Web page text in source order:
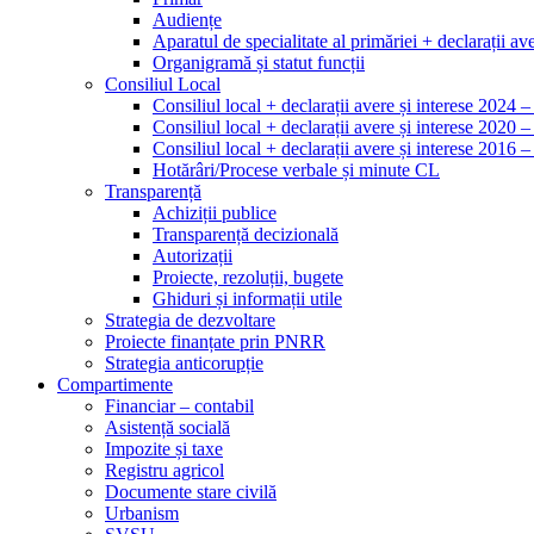
Audiențe
Aparatul de specialitate al primăriei + declarații
Organigramă și statut funcții
Consiliul Local
Consiliul local + declarații avere și interese 2024
Consiliul local + declarații avere și interese 2020
Consiliul local + declarații avere și interese 2016
Hotărâri/Procese verbale și minute CL
Transparență
Achiziții publice
Transparență decizională
Autorizații
Proiecte, rezoluții, bugete
Ghiduri și informații utile
Strategia de dezvoltare
Proiecte finanțate prin PNRR
Strategia anticorupție
Compartimente
Financiar – contabil
Asistență socială
Impozite și taxe
Registru agricol
Documente stare civilă
Urbanism